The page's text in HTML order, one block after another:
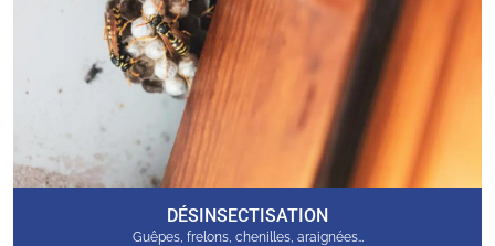
DÉSINSECTISATION
Guêpes, frelons, chenilles, araignées…